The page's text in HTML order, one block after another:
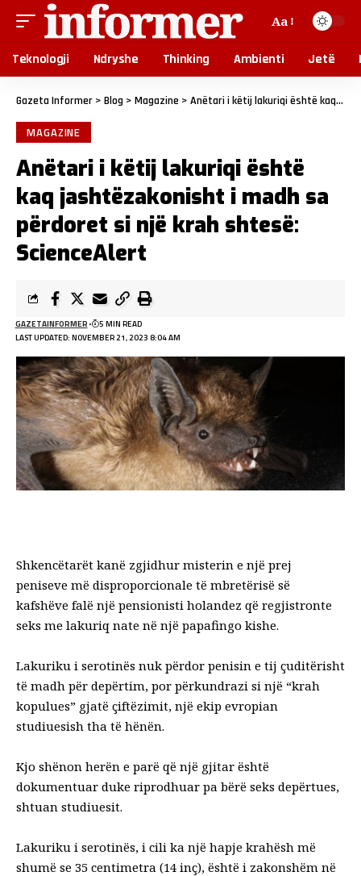
Aa
Teknologji Ndryshe Thinking Ambienti Jetë
Gazeta Informer > Blog > Magazine > Anëtari i këtij lakuriqi është kaq jashtëzakonisht i madh sa përdoret si një krah shtesë: ScienceAlert
MAGAZINE
Anëtari i këtij lakuriqi është
kaq jashtëzakonisht i madh sa
përdoret si një krah shtesë:
ScienceAlert
LAST UPDATED: NOVEMBER 21, 2023 8:04 AM
GAZETAINFORMER 5 MIN READ
Shkencëtarët kanë zgjidhur misterin e një prej
peniseve më disproporcionale të mbretërisë së
kafshëve falë një pensionisti holandez që regjistronte
seks me lakuriq nate në një papafingo kishe.
Lakuriku i serotinës nuk përdor penisin e tij çuditërisht
të madh për depërtim, por përkundrazi si një “krah
kopulues” gjatë çiftëzimit, një ekip evropian
studiuesish tha të hënën.
Kjo shënon herën e parë që një gjitar është
dokumentuar duke riprodhuar pa bërë seks depërtues,
shtuan studiuesit.
Lakuriku i serotinës, i cili ka një hapje krahësh më
shumë se 35 centimetra (14 inç), është i zakonshëm në